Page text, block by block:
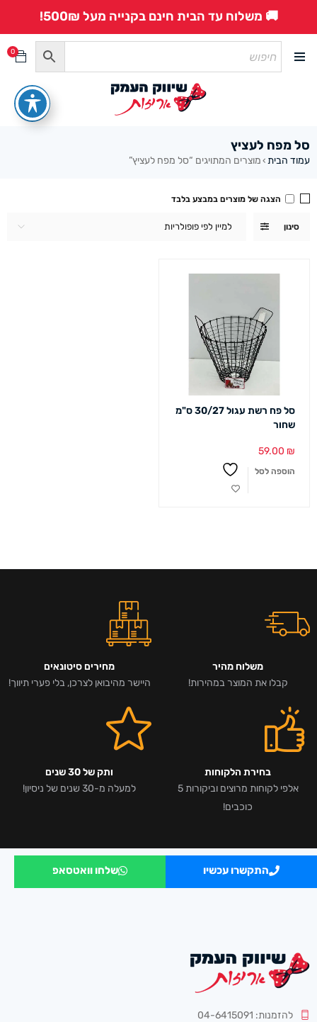
🚚 משלוח עד הבית חינם בקנייה מעל 500₪!
0
סל מפח לעציץ
עמוד הבית › מוצרים המתויגים “סל מפח לעציץ”
סינון למיין לפי פופולריות
הצגה של מוצרים במבצע בלבד
סל פח רשת עגול 30/27 ס"מ
שחור
59.00 ₪
הוספה לסל
משלוח מהיר
קבלו את המוצר במהירות!
מחירים סיטונאים
היישר מהיבואן לצרכן, בלי פערי תיווך!
בחירת הלקוחות
אלפי לקוחות מרוצים וביקורות 5
כוכבים!
ותק של 30 שנים
למעלה מ-30 שנים של ניסיון!
התקשרו עכשיו שלחו וואטסאפ
להזמנות: 04-6415091